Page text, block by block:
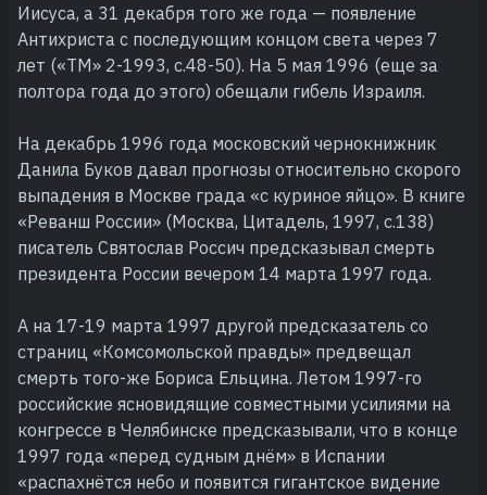
Иисуса, а 31 декабря того же года — появление
Антихриста с последующим концом света через 7
лет («ТМ» 2-1993, с.48-50). На 5 мая 1996 (еще за
полтора года до этого) обещали гибель Израиля.
На декабрь 1996 года московский чернокнижник
Данила Буков давал прогнозы относительно скорого
выпадения в Москве града «с куриное яйцо». В книге
«Реванш России» (Москва, Цитадель, 1997, с.138)
писатель Святослав Россич предсказывал смерть
президента России вечером 14 марта 1997 года.
А на 17-19 марта 1997 другой предсказатель со
страниц «Комсомольской правды» предвещал
смерть того-же Бориса Ельцина. Летом 1997-го
российские ясновидящие совместными усилиями на
конгрессе в Челябинске предсказывали, что в конце
1997 года «перед судным днём» в Испании
«распахнётся небо и появится гигантское видение